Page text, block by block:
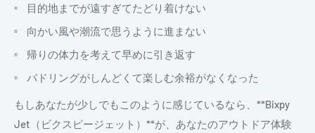
目的地までが遠すぎてたどり着けない
向かい風や潮流で思うように進まない
帰りの体力を考えて早めに引き返す
パドリングがしんどくて楽しむ余裕がなくなった
もしあなたが少しでもこのように感じているなら、**Bixpy
Jet（ビクスピージェット）**が、あなたのアウトドア体験